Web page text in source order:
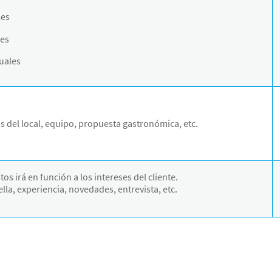
del local, equipo, propuesta gastronómica, etc.
irá en función a los intereses del cliente.
experiencia, novedades, entrevista, etc.